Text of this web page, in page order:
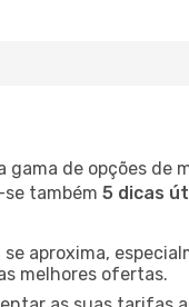
gama de opções de
também 5 dicas
aproxima,
melhores ofertas.